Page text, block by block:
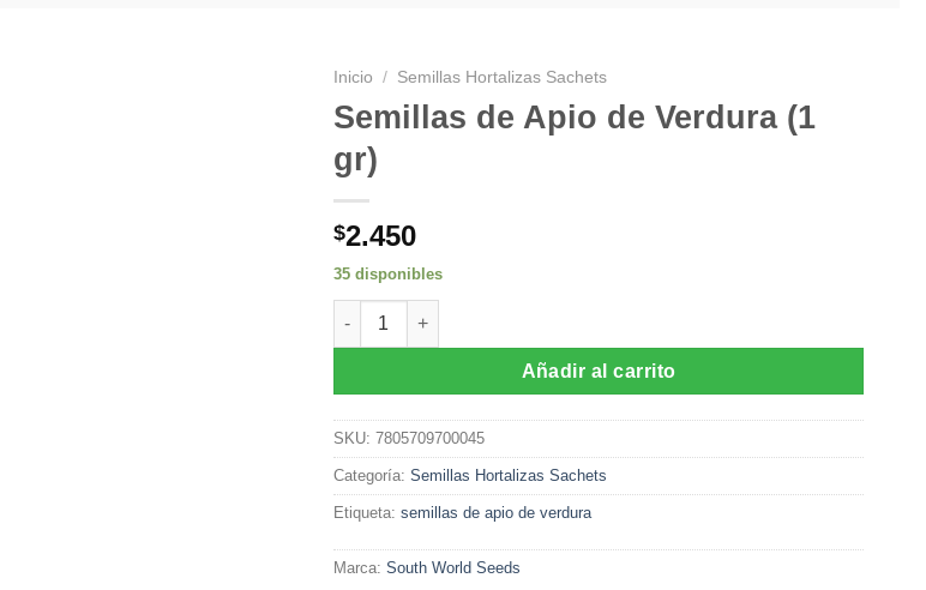
Inicio / Semillas Hortalizas Sachets
Semillas de Apio de Verdura (1
gr)
$2.450
35 disponibles
Semillas de Apio de Verdura (1 gr) cantidad
Añadir al carrito
SKU: 7805709700045
Categoría: Semillas Hortalizas Sachets
Etiqueta: semillas de apio de verdura
Marca: South World Seeds